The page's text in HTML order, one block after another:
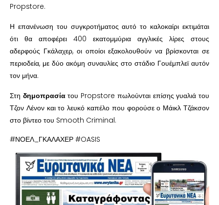
Propstore.
Η επανένωση του συγκροτήματος αυτό το καλοκαίρι εκτιμάται
ότι θα αποφέρει 400 εκατομμύρια αγγλικές λίρες στους
αδερφούς Γκάλαχερ, οι οποίοι εξακολουθούν να βρίσκονται σε
περιοδεία, με δύο ακόμη συναυλίες στο στάδιο Γουέμπλεϊ αυτόν
τον μήνα.
Στη δημοπρασίατου Propstore πωλούνται επίσης γυαλιά του
Τζον Λένον και το λευκό καπέλο που φορούσε ο Μάικλ Τζάκσον
στο βίντεο του Smooth Criminal.
#ΝΟΕΛ_ΓΚΑΛΑΧΕΡ #OASIS